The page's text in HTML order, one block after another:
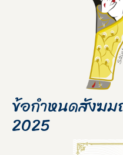
ข้อกำหนดสังฆ
2025